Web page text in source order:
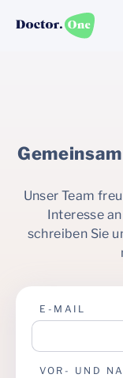
Unser Team
Interesse
schreiben Sie
E-MAIL
VOR- UND